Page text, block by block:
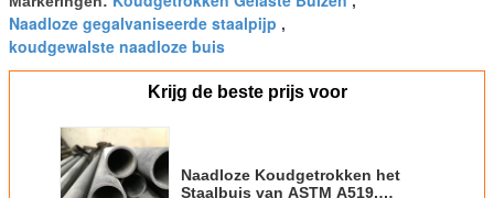
Naadloze gegalvaniseerde staalpijp ,
koudgewalste naadloze buis
Krijg de beste prijs voor
Naadloze Koudgetrokken het
Staalbuis van ASTM A519,